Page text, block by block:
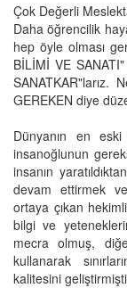
Çok Değerli
Daha öğrencilik
hep öyle olması
BİLİMİ VE
SANATKAR"larız.
GEREKEN diye
Dünyanın en
insanoğlunun
insanın
devam ettirmek
ortaya çıkan
bilgi ve
mecra olmuş,
kullanarak
kalitesini